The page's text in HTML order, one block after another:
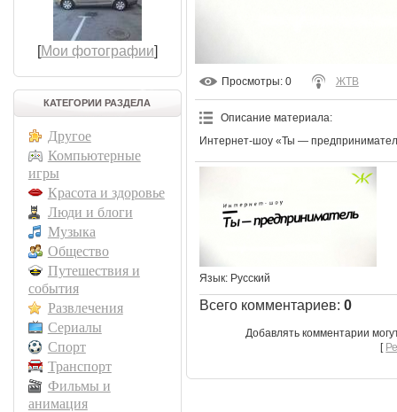
[Мои фотографии]
КАТЕГОРИИ РАЗДЕЛА
Другое
Компьютерные
игры
Красота и здоровье
Люди и блоги
Музыка
Общество
Путешествия и
события
Развлечения
Сериалы
Спорт
Транспорт
Фильмы и
анимация
Просмотры: 0 ЖТВ
Описание материала:
Интернет-шоу «Ты —
Язык: Русский
Всего комментариев: 0
Добавлять комментарии
[